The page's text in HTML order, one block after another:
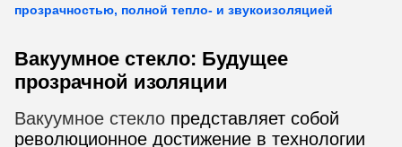
прозрачностью, полной тепло- и звукоизоляцией
Вакуумное стекло: Будущее
прозрачной изоляции
Вакуумное стекло представляет собой
революционное достижение в технологии